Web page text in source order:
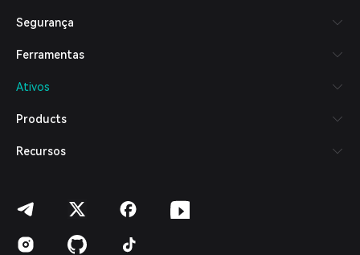
Deutsch
繁體中文
Bahasa Indonesia
हिन्दी
Español (Argentina)
Segurança
Ferramentas
Ativos
Products
Recursos